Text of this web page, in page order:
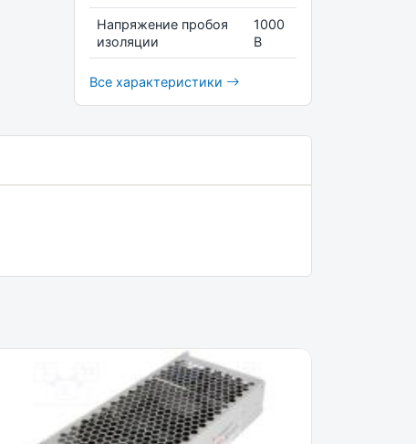
Напряжение пробоя
изоляции
1000
В
Все характеристики